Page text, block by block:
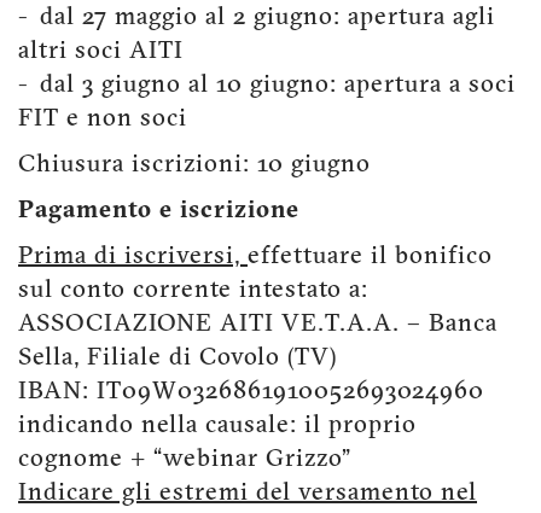
- dal 27 maggio al 2 giugno: apertura agli
altri soci AITI
- dal 3 giugno al 10 giugno: apertura a soci
FIT e non soci
Chiusura iscrizioni: 10 giugno
Pagamento e iscrizione
Prima di iscriversi, effettuare il bonifico
sul conto corrente intestato a:
ASSOCIAZIONE AITI VE.T.A.A. – Banca
Sella, Filiale di Covolo (TV)
IBAN: IT09W0326861910052693024960
indicando nella causale: il proprio
cognome + “webinar Grizzo”
Indicare gli estremi del versamento nel